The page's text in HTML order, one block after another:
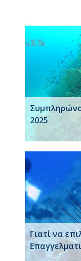
2025
Γιατί να